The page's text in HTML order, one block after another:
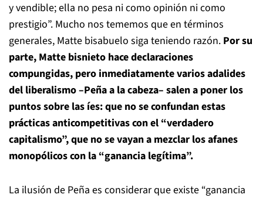
y vendible; ella no pesa ni como opinión ni como
prestigio”. Mucho nos tememos que en términos
generales, Matte bisabuelo siga teniendo razón. Por su
parte, Matte bisnieto hace declaraciones
compungidas, pero inmediatamente varios adalides
del liberalismo –Peña a la cabeza– salen a poner los
puntos sobre las íes: que no se confundan estas
prácticas anticompetitivas con el “verdadero
capitalismo”, que no se vayan a mezclar los afanes
monopólicos con la “ganancia legítima”.
La ilusión de Peña es considerar que existe “ganancia